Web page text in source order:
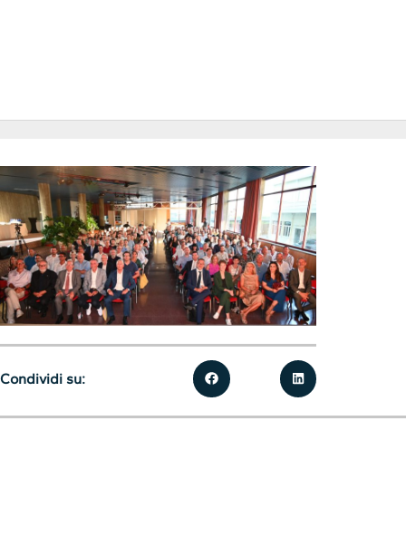
Condividi su: